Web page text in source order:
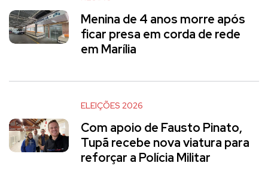
Menina de 4 anos morre após
ficar presa em corda de rede
em Marília
ELEIÇÕES 2026
Com apoio de Fausto Pinato,
Tupã recebe nova viatura para
reforçar a Polícia Militar